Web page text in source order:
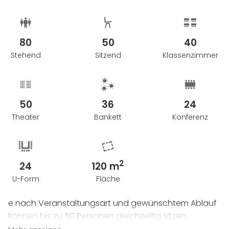
Wird mal wieder Zeit für ein Beisammensein? So
richtig live und echt? Sende jetzt eine Anfrage für
dein Event im CHIQUE und SCHIER exklusiv über Venuu
Hamburg!
80
Stehend
50
Sitzend
40
Klassenzimmer
50
Theater
36
Bankett
24
Konferenz
24
U-Form
120 m2
Fläche
e nach Veranstaltungsart und gewünschtem Ablauf
können bis zu 50 Personen gleichzeitig sitzen.